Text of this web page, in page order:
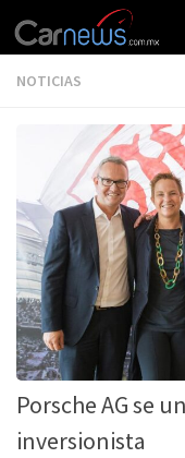
NOTICIAS
Porsche AG se
inversionista